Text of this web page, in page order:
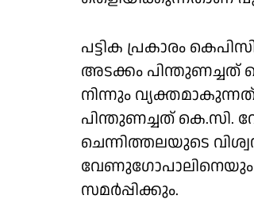
പട്ടിക പ്രകാരം
അടക്കം പിന്തുണച്ചത്
നിന്നും
പിന്തുണച്ചത്
ചെന്നിത്തലയുടെ
വേണുഗോപാലിനെയും
സമർപ്പിക്കും.